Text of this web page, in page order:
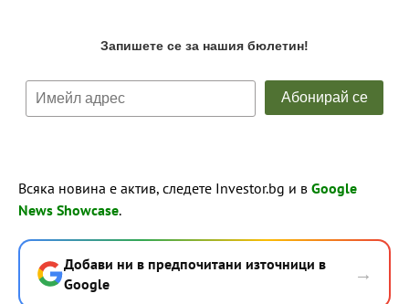
Всяка новина е актив, следете Investor.bg и в Google
News Showcase.
Добави ни в предпочитани източници в
Google
→